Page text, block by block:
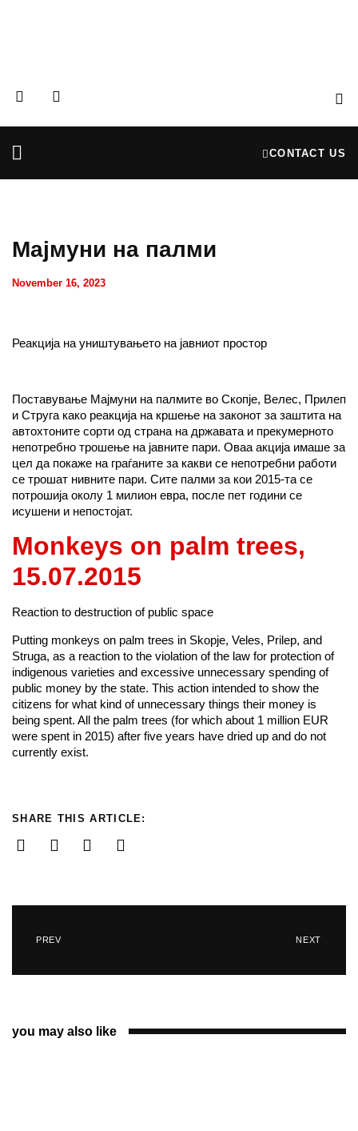
CONTACT US
Мајмуни на палми
November 16, 2023
Реакција на уништувањето на јавниот простор
Поставување Мајмуни на палмите во Скопје, Велес, Прилеп
и Струга како реакција на кршење на законот за заштита на
автохтоните сорти од страна на државата и прекумерното
непотребно трошење на јавните пари. Оваа акција имаше за
цел да покаже на граѓаните за какви се непотребни работи
се трошат нивните пари. Сите палми за кои 2015-та се
потрошија околу 1 милион евра, после пет години се
исушени и непостојат.
Monkeys on palm trees,
15.07.2015
Reaction to destruction of public space
Putting monkeys on palm trees in Skopje, Veles, Prilep, and
Struga, as a reaction to the violation of the law for protection of
indigenous varieties and excessive unnecessary spending of
public money by the state. This action intended to show the
citizens for what kind of unnecessary things their money is
being spent. All the palm trees (for which about 1 million EUR
were spent in 2015) after five years have dried up and do not
currently exist.
SHARE THIS ARTICLE:
PREV NEXT
you may also like